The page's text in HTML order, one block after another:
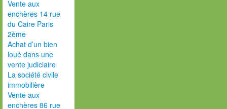
Vente aux
enchères 14 rue
du Caire Paris
2ème
Achat d’un bien
loué dans une
vente judiciaire
La société civile
immobilière
Vente aux
enchères 86 rue